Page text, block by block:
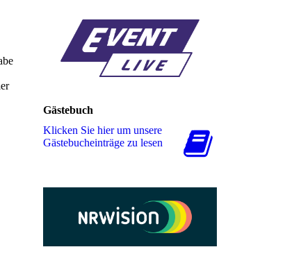
Gästebuch
Klicken Sie hier um unsere
Gäs­te­buch­ein­trä­ge zu lesen